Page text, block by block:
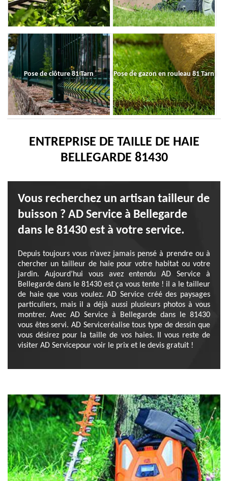
Pose de clôture 81 Tarn Pose de gazon en rouleau 81 Tarn
ENTREPRISE DE TAILLE DE HAIE
BELLEGARDE 81430
Vous recherchez un artisan tailleur de
buisson ? AD Service à Bellegarde
dans le 81430 est à votre service.
Depuis toujours vous n’avez jamais pensé à prendre ou à
chercher un tailleur de haie pour votre habitat ou votre
jardin. Aujourd’hui vous avez entendu AD Service à
Bellegarde dans le 81430 est ça vous tente ! il a le tailleur
de haie que vous voulez. AD Service créé des paysages
particuliers, mais il a déjà aussi plusieurs photos à vous
montrer. Avec AD Service à Bellegarde dans le 81430
vous êtes servi. AD Serviceréalise tous type de dessin que
vous désirez pour la taille de vos haies. Il vous reste de
visiter AD Servicepour voir le prix et le devis gratuit !